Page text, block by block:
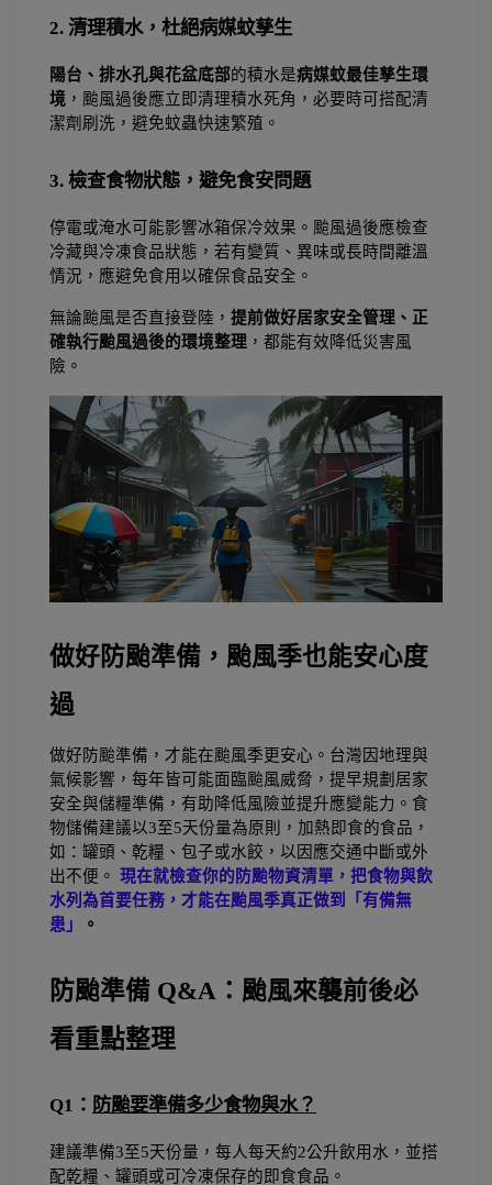
2. 清理積水，杜絕病媒蚊孳生
陽台、排水孔與花盆底部的積水是病媒蚊最佳孳生環
境 ，颱風過後應立即清理積水死角，必要時可搭配清
潔劑刷洗，避免蚊蟲快速繁殖。
3. 檢查食物狀態，避免食安問題
停電或淹水可能影響冰箱保冷效果。颱風過後應檢查
冷藏與冷凍食品狀態，若有變質、異味或長時間離溫
情況，應避免食用以確保食品安全。
無論颱風是否直接登陸， 提前做好居家安全管理、正
確執行颱風過後的環境整理 ，都能有效降低災害風
險。
做好防颱準備，颱風季也能安心度
過
做好防颱準備，才能在颱風季更安心。台灣因地理與
氣候影響，每年皆可能面臨颱風威脅，提早規劃居家
安全與儲糧準備，有助降低風險並提升應變能力。食
物儲備建議以3至5天份量為原則，加熱即食的食品，
如：罐頭、乾糧、包子或水餃，以因應交通中斷或外
出不便。 現在就檢查你的防颱物資清單，把食物與飲
水列為首要任務，才能在颱風季真正做到「有備無
患」
。
防颱準備 Q&A：颱風來襲前後必
看重點整理
Q1： 防颱要準備多少食物與水？
建議準備3至5天份量，每人每天約2公升飲用水，並搭
配乾糧、罐頭或可冷凍保存的即食食品。